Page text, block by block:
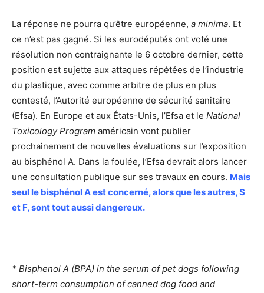
La réponse ne pourra qu’être européenne, a minima. Et
ce n’est pas gagné. Si les eurodéputés ont voté une
résolution non contraignante le 6 octobre dernier, cette
position est sujette aux attaques répétées de l’industrie
du plastique, avec comme arbitre de plus en plus
contesté, l’Autorité européenne de sécurité sanitaire
(Efsa). En Europe et aux États-Unis, l’Efsa et le National
Toxicology Program américain vont publier
prochainement de nouvelles évaluations sur l’exposition
au bisphénol A. Dans la foulée, l’Efsa devrait alors lancer
une consultation publique sur ses travaux en cours. Mais
seul le bisphénol A est concerné, alors que les autres, S
et F, sont tout aussi dangereux.
* Bisphenol A (BPA) in the serum of pet dogs following
short-term consumption of canned dog food and